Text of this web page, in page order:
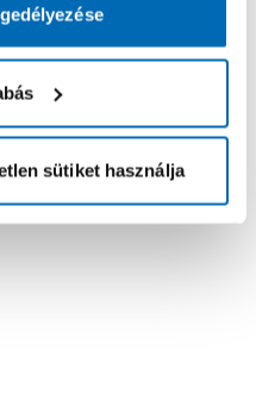
sütiket használja